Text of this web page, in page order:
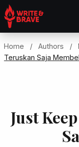
Home / Authors /
Teruskan Saja
Just